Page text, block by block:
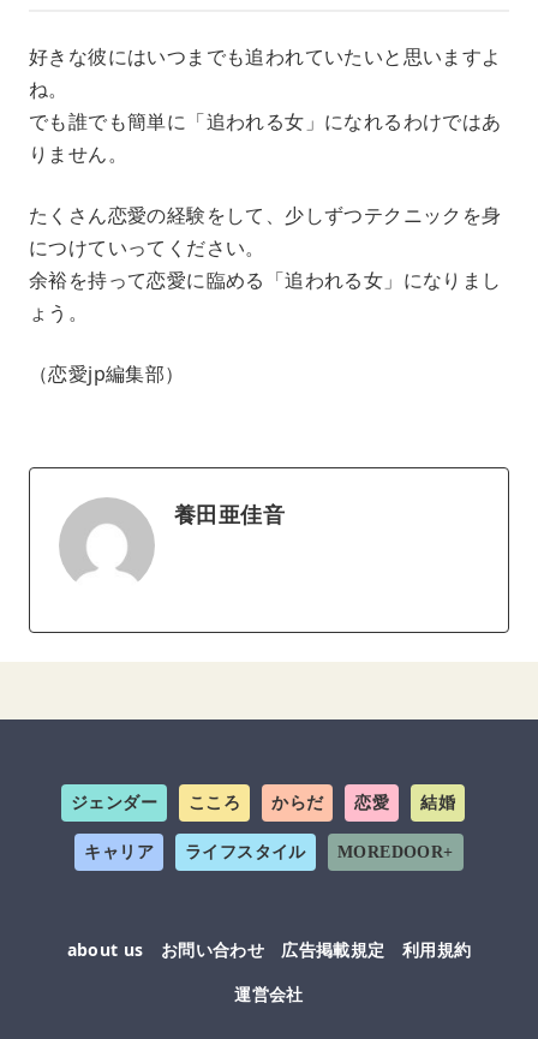
好きな彼にはいつまでも追われていたいと思いますよ
ね。
でも誰でも簡単に「追われる女」になれるわけではあ
りません。
たくさん恋愛の経験をして、少しずつテクニックを身
につけていってください。
余裕を持って恋愛に臨める「追われる女」になりまし
ょう。
（恋愛jp編集部）
養田亜佳音
ジェンダー こころ からだ 恋愛 結婚
キャリア ライフスタイル MOREDOOR+
about us お問い合わせ 広告掲載規定
利用規約
運営会社